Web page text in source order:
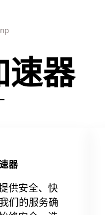
速器
器
供安全、快
们的服务确